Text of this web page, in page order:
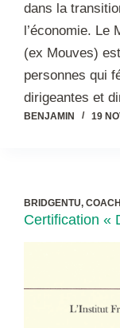
dans la
l’économie. Le
(ex Mouves)
personnes qui
dirigeantes et
BENJAMIN 19
BRIDGENTU,
Certification «